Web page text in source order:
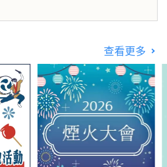
查看更多